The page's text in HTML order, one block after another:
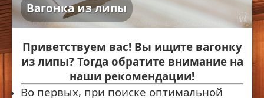
Вагонка из липы
Приветствуем вас! Вы ищите вагонку
из липы? Тогда обратите внимание на
наши рекомендации!
Во первых, при поиске оптимальной